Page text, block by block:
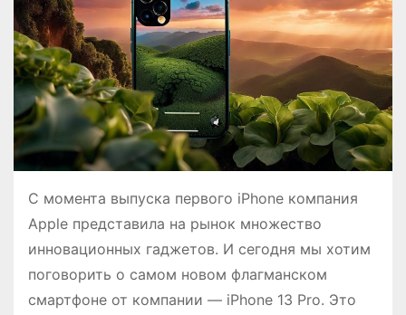
С момента выпуска первого iPhone компания
Apple представила на рынок множество
инновационных гаджетов. И сегодня мы хотим
поговорить о самом новом флагманском
смартфоне от компании — iPhone 13 Pro. Это